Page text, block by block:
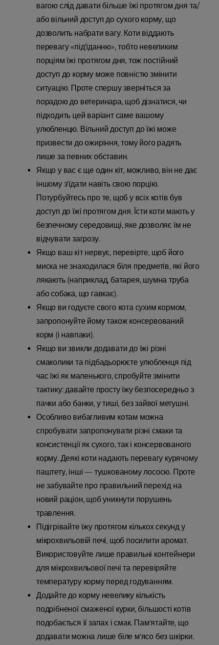
вагою слід давати більше їжі протягом дня та/
або вільний доступ до сухого корму, що
дозволить набрати вагу. Коти віддають
перевагу «під'їданню», тобто невеликим
порціям їжі протягом дня, тож постійний
доступ до корму може повністю змінити
ситуацію. Проте спершу зверніться за
порадою до ветеринара, щоб дізнатися, чи
підходить цей варіант саме вашому
улюбленцю. Вільний доступ до їжі може
призвести до ожиріння, тому його радять
лише за певних обставин.
Якщо у вас є ще один кіт, можливо, він не дає
іншому з'їдати навіть свою порцію.
Потурбуйтесь про те, щоб у всіх котів був
доступ до їжі протягом дня. Їсти коти мають у
безпечному середовищі, яке дозволяє їм не
відчувати загрозу.
Якщо ваш кіт нервує, перевірте, щоб його
миска не знаходилася біля предметів, які його
лякають (наприклад, батарея, шумна труба
або собака, що гавкає).
Якщо ви годуєте свого кота сухим кормом,
запропонуйте йому також консервований
корм (і навпаки).
Якщо ви звикли додавати до їжі різні
смаколики та підбадьорюєте улюбленця під
час їжі як маленького, спробуйте змінити
тактику: давайте просту їжу безпосередньо з
пачки або банки, у тиші, без зайвої метушні.
Особливо вибагливим котам можна
спробувати запропонувати різні смаки та
консистенції як сухого, так і консервованого
корму. Деякі коти надають перевагу курячому
паштету, інші — тушкованому лососю. Проте
не забувайте про правильний перехід на
новий раціон, щоб уникнути порушень
травлення.
Підігрівайте їжу протягом кількох секунд у
мікрохвильовій печі, щоб посилити аромат.
Використовуйте лише правильні контейнери
для мікрохвильової печі та перевіряйте
температуру корму перед годуванням.
Додайте до корму невелику кількість
подрібненої смаженої курки, більшості котів
подобається її запах і смак. Пам'ятайте, що
додавати можна лише біле м'ясо без шкірки.